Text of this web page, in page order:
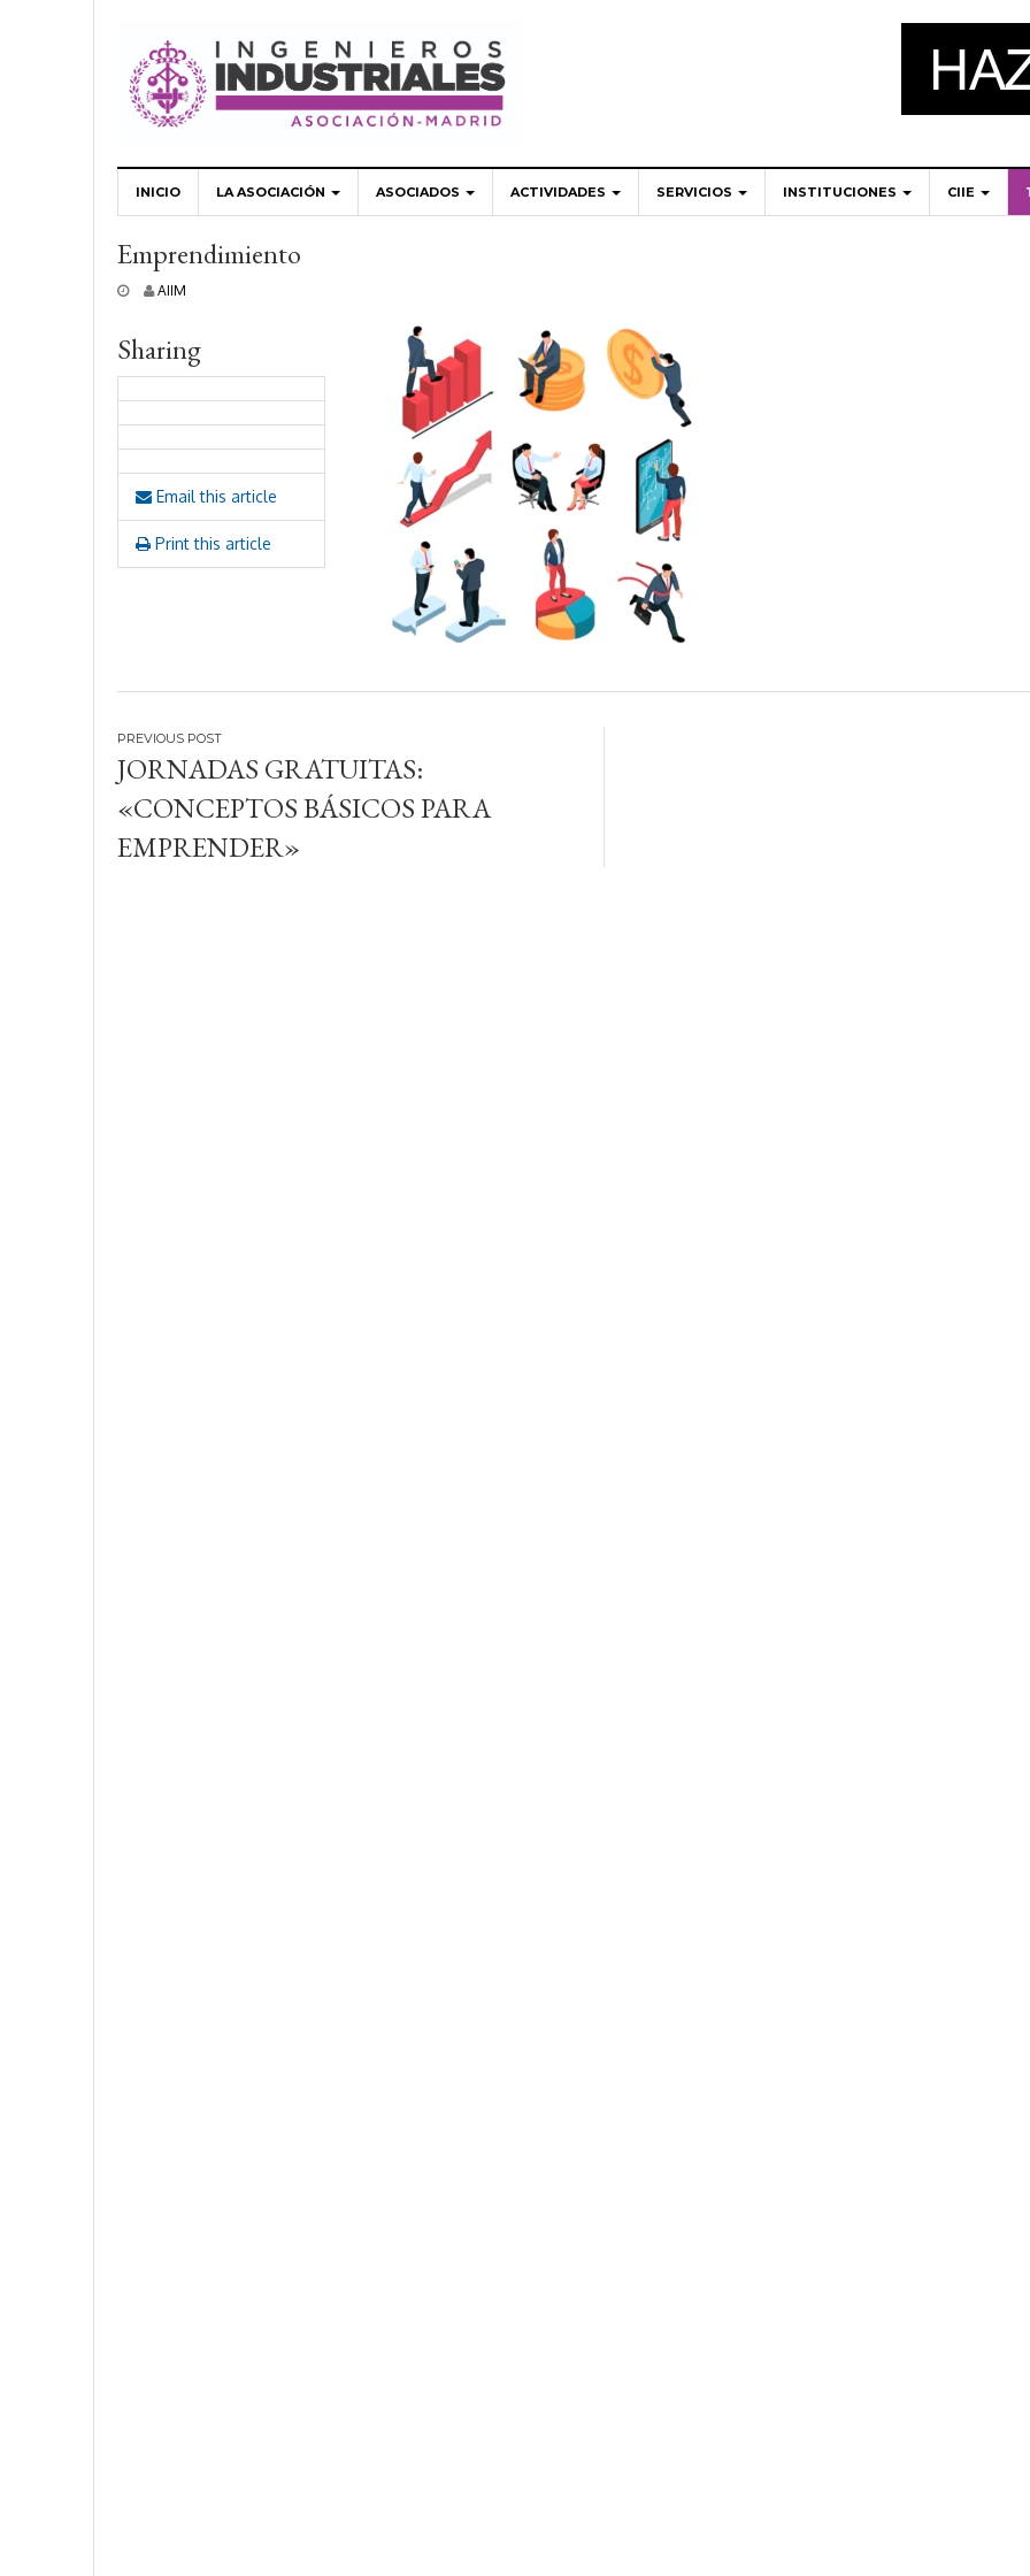
INICIO LA ASOCIACIÓN ASOCIADOS ACTIVIDADES SERVICIOS INSTITUCIONES CIIE
Emprendimiento
a
o
,
2
2
AIIM
Sharing
Email this article
Print this article
Navegación
de
entradas
JORNADAS GRATUITAS:
«CONCEPTOS BÁSICOS PARA
EMPRENDER»